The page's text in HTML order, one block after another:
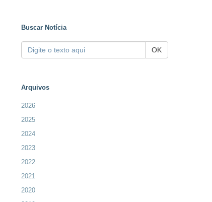
Buscar Notícia
OK
Arquivos
2026
2025
2024
2023
2022
2021
2020